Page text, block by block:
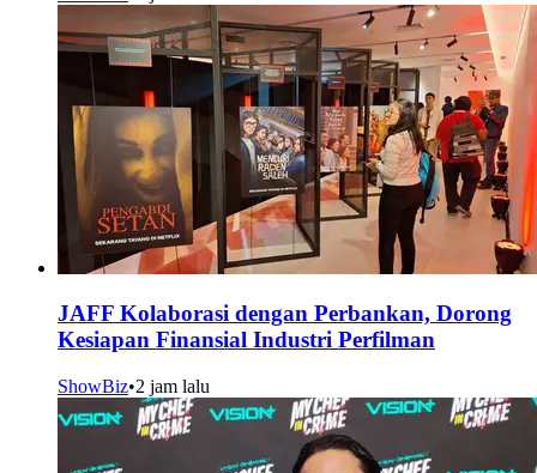
JAFF Kolaborasi dengan Perbankan, Dorong
Kesiapan Finansial Industri Perfilman
ShowBiz•2 jam lalu